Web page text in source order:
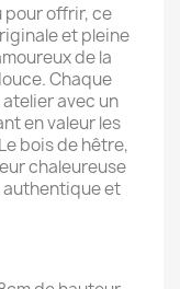
pour offrir, ce
et pleine
de la
Chaque
avec un
en valeur les
bois de hêtre,
chaleureuse
et